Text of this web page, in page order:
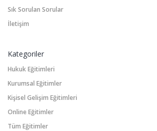
Sık Sorulan Sorular
İletişim
Kategoriler
Hukuk Eğitimleri
Kurumsal Eğitimler
Kişisel Gelişim Eğitimleri
Online Eğitimler
Tüm Eğitimler